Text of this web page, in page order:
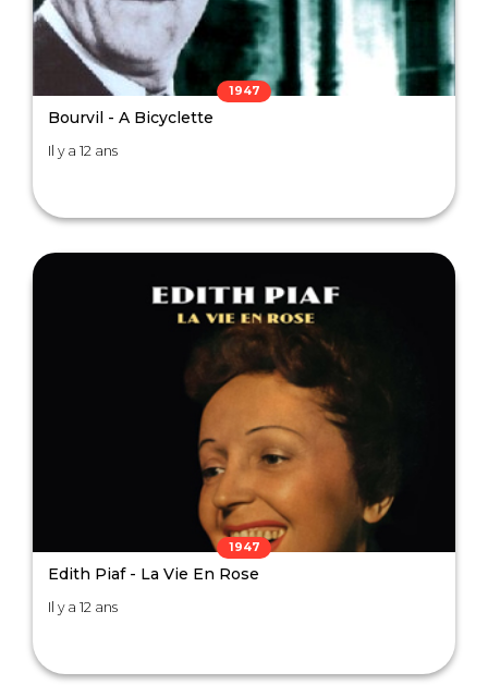
1947
Bourvil - A Bicyclette
Il y a 12 ans
1947
Edith Piaf - La Vie En Rose
Il y a 12 ans